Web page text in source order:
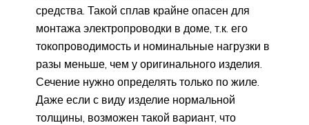
средства. Такой сплав крайне опасен для
монтажа электропроводки в доме, т.к. его
токопроводимость и номинальные нагрузки в
разы меньше, чем у оригинального изделия.
Сечение нужно определять только по жиле.
Даже если с виду изделие нормальной
толщины, возможен такой вариант, что